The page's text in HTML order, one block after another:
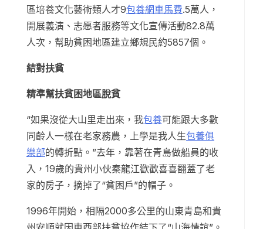
區培養文化藝術類人才9包養網車馬費.5萬人，
開展義演、志愿者服務等文化宣傳活動82.8萬
人次，幫助貧困地區建立鄉規民約5857個。
結對扶貧
精準幫扶貧困地區脫貧
“如果沒從大山里走出來，我包養可能跟大多數
同齡人一樣在老家務農，上學是我人生包養俱
樂部的轉折點。”去年，靠著在青島做船員的收
入，19歲的貴州小伙秦龍江歡歡喜喜翻蓋了老
家的房子，摘掉了“貧困戶”的帽子。
1996年開始，相隔2000多公里的山東青島和貴